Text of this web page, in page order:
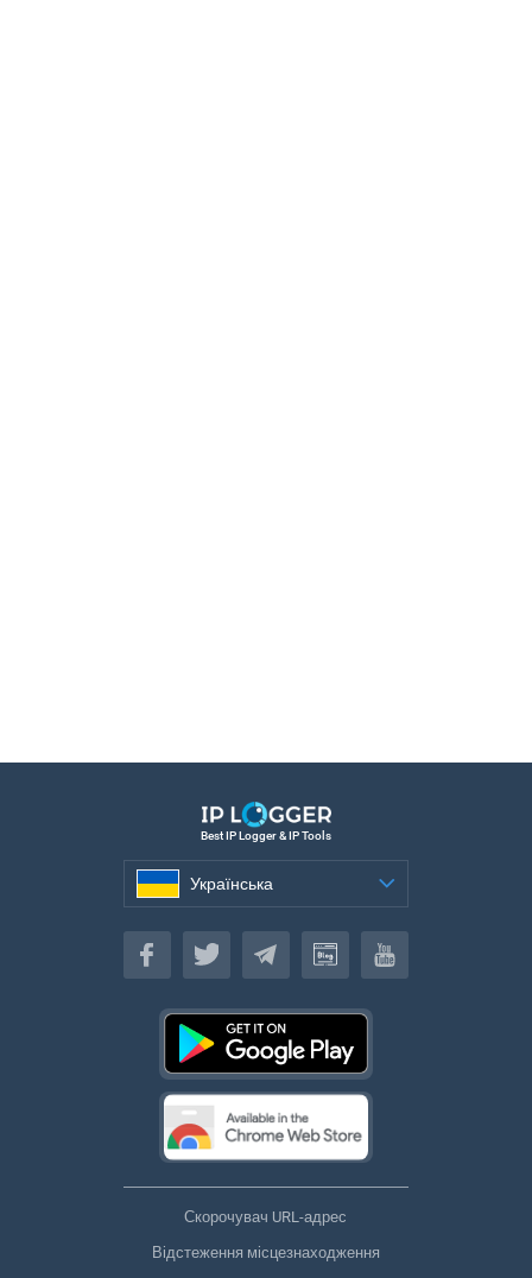
Best IP Logger & IP Tools
Українська
Українська
Скорочувач URL-адрес
Відстеження місцезнаходження